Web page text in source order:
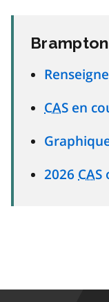
Brampton
CAS en
2026 CAS